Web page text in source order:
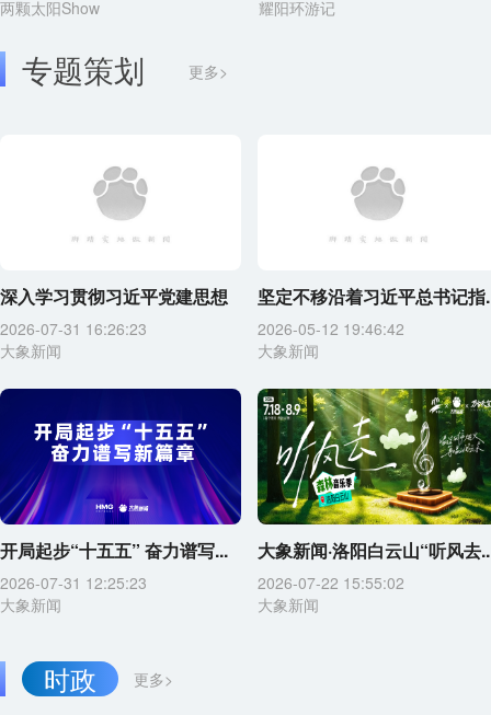
两颗太阳Show
耀阳环游记
专题策划 更多>
深入学习贯彻习近平党建思想
2026-07-31 16:26:23
大象新闻
坚定不移沿着习近平总书记指
2026-05-12 19:46:42
大象新闻
开局起步“十五五” 奋力谱写...
2026-07-31 12:25:23
大象新闻
大象新闻·洛阳白云山“听风去
2026-07-22 15:55:02
大象新闻
更多>
时政